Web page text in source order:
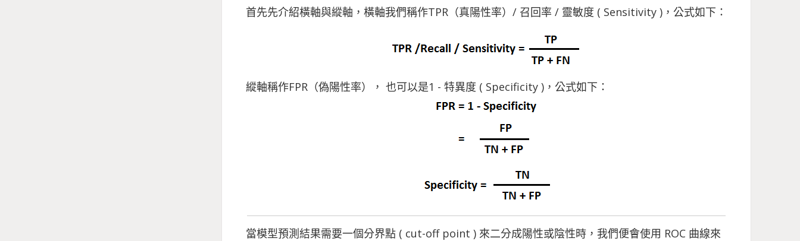
首先先介紹橫軸與縱軸，橫軸我們稱作TPR（真陽性率）/ 召回率 / 靈敏度 ( Sensitivity )，公式如下：
縱軸稱作FPR（偽陽性率）， 也可以是1 - 特異度 ( Specificity )，公式如下：
當模型預測結果需要一個分界點 ( cut-off point ) 來二分成陽性或陰性時，我們便會使用 ROC 曲線來